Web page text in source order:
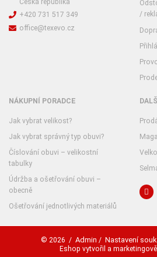
Česká republika
+420 731 517 349
office@texevo.cz
/
NÁKUPNÍ PORADCE
Jak vybrat velikost?
Jak vybrat správný typ obuvi?
Číslování obuvi – velikostní
tabulky
Údržba a ošetřování obuvi –
obecně
Ošetřování jednotlivých materiálů
© 2026 / Admin / Nastavení
Eshop vytvořil a